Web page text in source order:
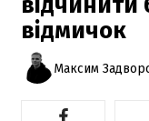
відмичок
Максим